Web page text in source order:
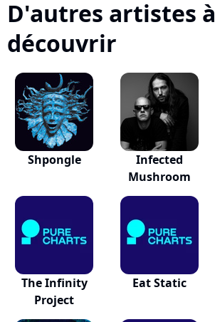
D'autres artistes à
découvrir
Shpongle
Infected
Mushroom
The Infinity
Project
Eat Static